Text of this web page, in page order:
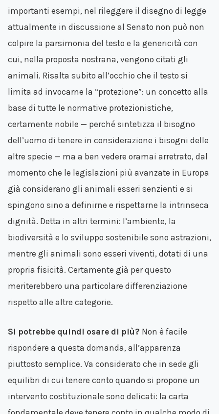
importanti esempi, nel rileggere il disegno di legge
attualmente in discussione al Senato non può non
colpire la parsimonia del testo e la genericità con
cui, nella proposta nostrana, vengono citati gli
animali. Risalta subito all’occhio che il testo si
limita ad invocarne la “protezione”: un concetto alla
base di tutte le normative protezionistiche,
certamente nobile — perché sintetizza il bisogno
dell’uomo di tenere in considerazione i bisogni delle
altre specie — ma a ben vedere oramai arretrato, dal
momento che le legislazioni più avanzate in Europa
già considerano gli animali esseri senzienti e si
spingono sino a definirne e rispettarne la intrinseca
dignità. Detta in altri termini: l’ambiente, la
biodiversità e lo sviluppo sostenibile sono astrazioni,
mentre gli animali sono esseri viventi, dotati di una
propria fisicità. Certamente già per questo
meriterebbero una particolare differenziazione
rispetto alle altre categorie.
Si potrebbe quindi osare di più? Non è facile
rispondere a questa domanda, all’apparenza
piuttosto semplice. Va considerato che in sede gli
equilibri di cui tenere conto quando si propone un
intervento costituzionale sono delicati: la carta